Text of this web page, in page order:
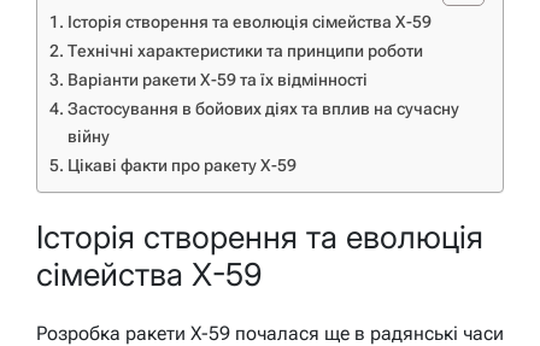
Історія створення та еволюція сімейства Х-59
Технічні характеристики та принципи роботи
Варіанти ракети Х-59 та їх відмінності
Застосування в бойових діях та вплив на сучасну
війну
Цікаві факти про ракету Х-59
Історія створення та еволюція
сімейства Х-59
Розробка ракети Х-59 почалася ще в радянські часи